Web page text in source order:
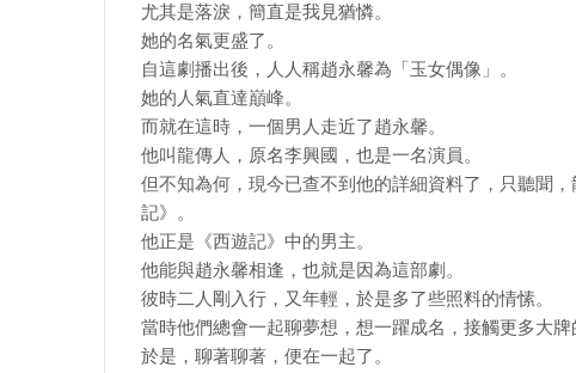
尤其是落淚，簡直是我見猶憐。
她的名氣更盛了。
自這劇播出後，人人稱趙永馨為「玉女偶像」。
她的人氣直達巔峰。
而就在這時，一個男人走近了趙永馨。
他叫龍傳人，原名李興國，也是一名演員。
但不知為何，現今已查不到他的詳細資料了，只聽聞
記》。
他正是《西遊記》中的男主。
他能與趙永馨相逢，也就是因為這部劇。
彼時二人剛入行，又年輕，於是多了些照料的情愫。
當時他們總會一起聊夢想，想一躍成名，接觸更多大
於是，聊著聊著，便在一起了。